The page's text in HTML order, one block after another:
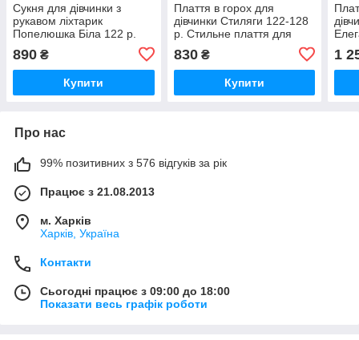
Сукня для дівчинки з
рукавом ліхтарик
Попелюшка Біла 122 р.
Ошатне біле плаття для
дівчинки Пишне плаття
890 ₴
Купити
Плаття в горох для
дівчинки Стиляги 122-128
р. Стильне плаття для
Плаття в горох
830₴
Купити
1
Про нас
99% позитивних з 576 відгуків за рік
Працює з 21.08.2013
м. Харків
Харків, Україна
Контакти
Сьогодні працює з 09:00 до 18:00
Показати весь графік роботи